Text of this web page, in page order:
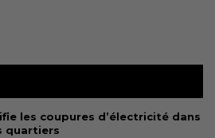
les coupures d’électricité dans
quartiers